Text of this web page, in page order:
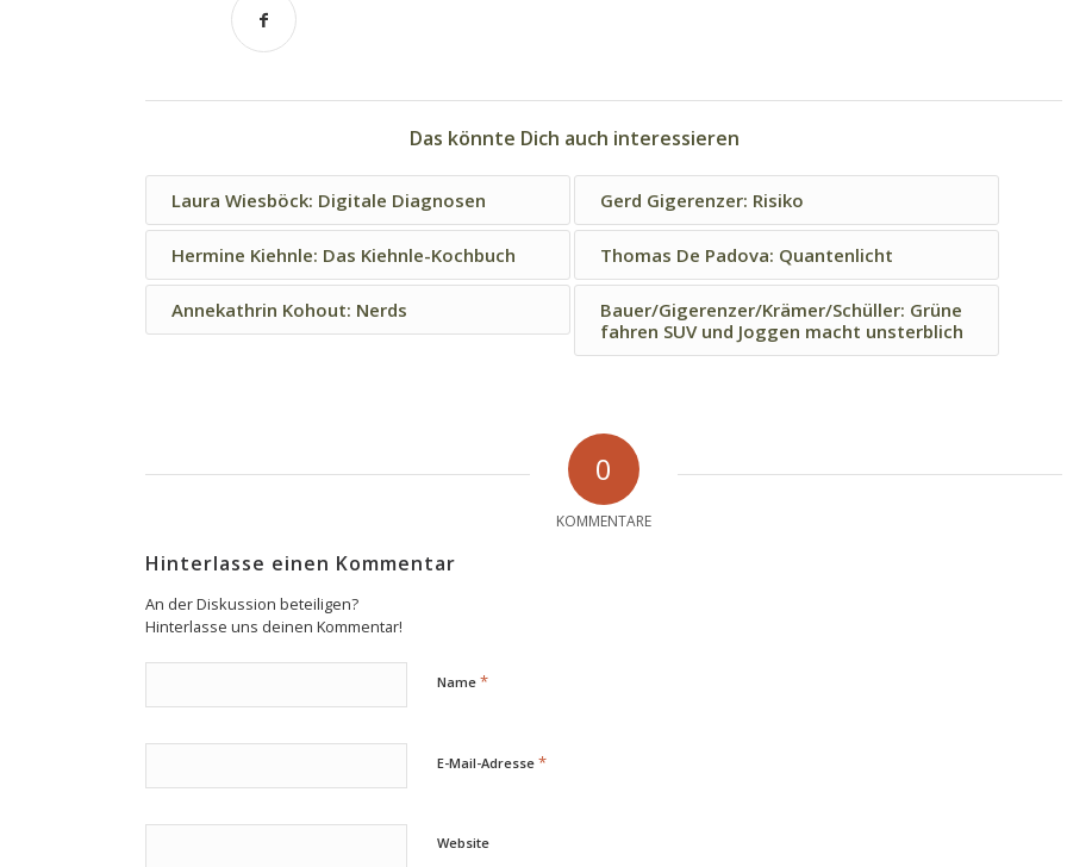
Das könnte Dich auch interessieren
Laura Wiesböck: Digitale Diagnosen Gerd Gigerenzer: Risiko
Hermine Kiehnle: Das Kiehnle-Kochbuch Thomas De Padova: Quantenlicht
Annekathrin Kohout: Nerds
Bauer/Gigerenzer/Krämer/Schüller: Grüne
fahren SUV und Joggen macht unsterblich
0
KOMMENTARE
Hinterlasse einen Kommentar
An der Diskussion beteiligen?
Hinterlasse uns deinen Kommentar!
Name *
E-Mail-Adresse *
Website